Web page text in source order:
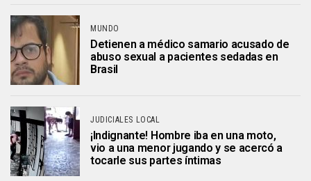
MUNDO
Detienen a médico samario acusado de
abuso sexual a pacientes sedadas en
Brasil
JUDICIALES LOCAL
¡Indignante! Hombre iba en una moto,
vio a una menor jugando y se acercó a
tocarle sus partes íntimas